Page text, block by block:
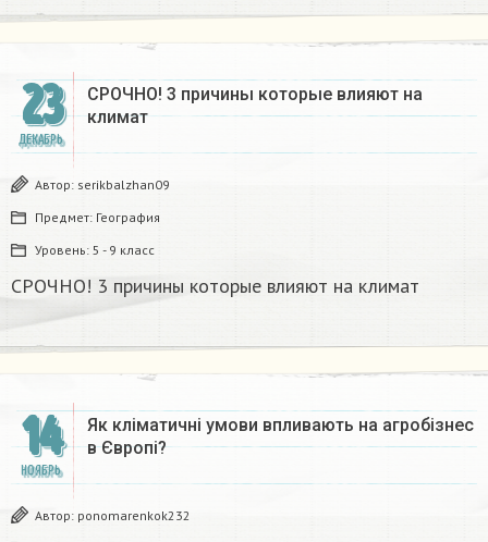
23
ДЕКАБРЬ
СРОЧНО! 3 причины которые влияют на
климат
Автор: serikbalzhan09
Предмет: География
Уровень: 5 - 9 класс
СРОЧНО! 3 причины которые влияют на климат
14
НОЯБРЬ
Як кліматичні умови впливають на агробізнес
в Європі?
Автор: ponomarenkok232